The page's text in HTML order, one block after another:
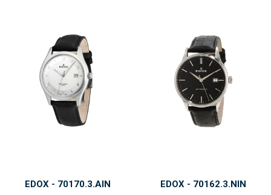
EDOX - 70170.3.AIN EDOX - 70162.3.NIN